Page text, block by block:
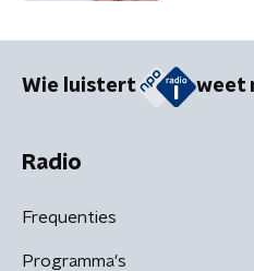
Wie luistert weet
Radio
Frequenties
Programma's